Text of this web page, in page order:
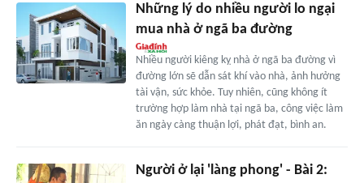
Những lý do nhiều người lo ngại
mua nhà ở ngã ba đường
Nhiều người kiêng kỵ nhà ở ngã ba đường vì
đường lớn sẽ dẫn sát khí vào nhà, ảnh hưởng
tài vận, sức khỏe. Tuy nhiên, cũng không ít
trường hợp làm nhà tại ngã ba, công việc làm
ăn ngày càng thuận lợi, phát đạt, bình an.
Người ở lại 'làng phong' - Bài 2: